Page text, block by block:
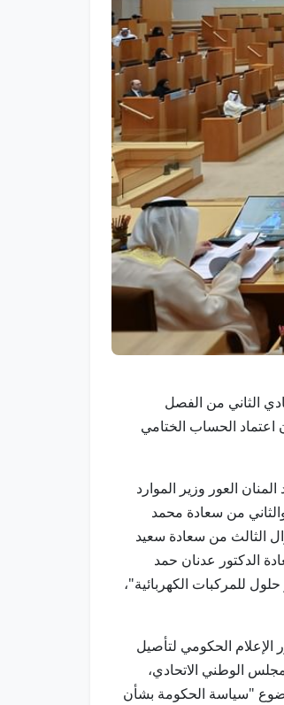
الثاني من الفصل
في شأن اعتماد الحساب الختامي
العور وزير الموارد
والثاني من سعادة محمد
الثالث من سعادة سعيد
حول "دعم المتقاعدين الذين تقاعدوا قبل عام 2008"، فيما يوجه سعادة الدكتور عدنان حمد
للمركبات الكهربائية"،
الحكومي لتأصيل
الوطني الاتحادي،
"سياسة الحكومة بشأن